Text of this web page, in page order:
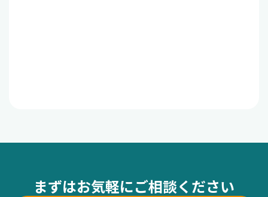
まずはお気軽にご相談ください